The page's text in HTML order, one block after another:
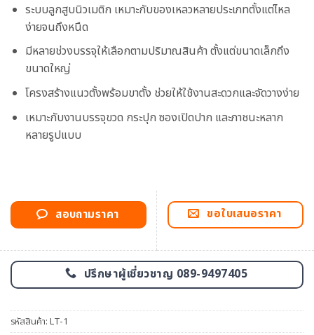
ระบบลูกสูบนิวเมติก เหมาะกับของเหลวหลายประเภทตั้งแต่ไหล
ง่ายจนถึงหนืด
มีหลายช่วงบรรจุให้เลือกตามปริมาณสินค้า ตั้งแต่ขนาดเล็กถึง
ขนาดใหญ่
โครงสร้างแนวตั้งพร้อมขาตั้ง ช่วยให้ใช้งานสะดวกและจัดวางง่าย
เหมาะกับงานบรรจุขวด กระปุก ซองเปิดปาก และภาชนะหลาก
หลายรูปแบบ
สอบถามราคา ขอใบเสนอราคา
ปรึกษาผู้เชี่ยวชาญ 089-9497405
รหัสสินค้า: LT-1